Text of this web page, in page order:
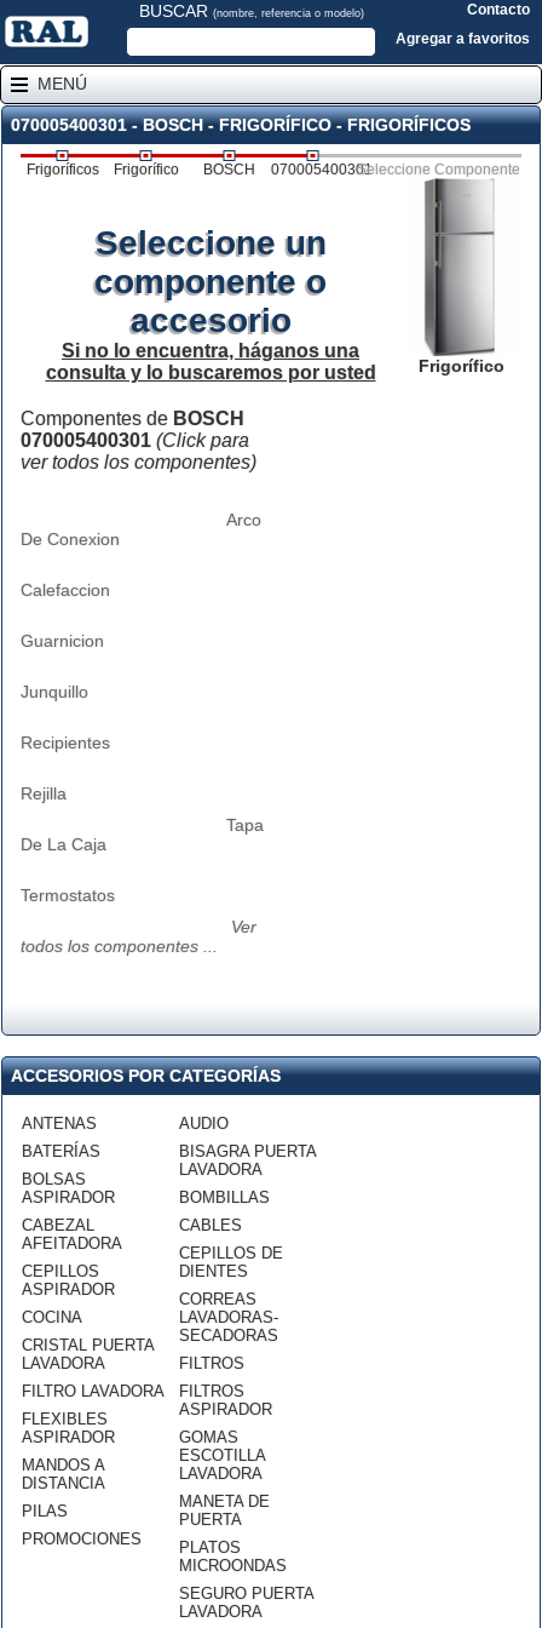
BUSCAR (nombre, referencia o modelo)
Contacto
Agregar a favoritos
MENÚ
070005400301 - BOSCH - FRIGORÍFICO - FRIGORÍFICOS
Frigoríficos Frigorífico BOSCH 070005400301Seleccione Componente
Frigorífico
Seleccione un
componente o
accesorio
Si no lo encuentra, háganos una
consulta y lo buscaremos por usted
Componentes de BOSCH
070005400301 (Click para
ver todos los componentes)
Arco
De Conexion
Calefaccion
Guarnicion
Junquillo
Recipientes
Rejilla
Tapa
De La Caja
Termostatos
Ver
todos los componentes ...
ACCESORIOS POR CATEGORÍAS
ANTENAS
BATERÍAS
BOLSAS
ASPIRADOR
CABEZAL
AFEITADORA
CEPILLOS
ASPIRADOR
COCINA
CRISTAL PUERTA
LAVADORA
FILTRO LAVADORA
FLEXIBLES
ASPIRADOR
MANDOS A
DISTANCIA
PILAS
PROMOCIONES
AUDIO
BISAGRA PUERTA
LAVADORA
BOMBILLAS
CABLES
CEPILLOS DE
DIENTES
CORREAS
LAVADORAS-
SECADORAS
FILTROS
FILTROS
ASPIRADOR
GOMAS
ESCOTILLA
LAVADORA
MANETA DE
PUERTA
PLATOS
MICROONDAS
SEGURO PUERTA
LAVADORA